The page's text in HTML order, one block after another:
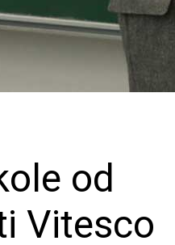
od
Vitesco